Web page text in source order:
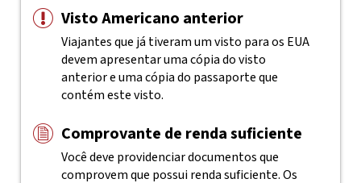
Visto Americano anterior
Viajantes que já tiveram um visto para os EUA
devem apresentar uma cópia do visto
anterior e uma cópia do passaporte que
contém este visto.
Comprovante de renda suficiente
Você deve providenciar documentos que
comprovem que possui renda suficiente. Os